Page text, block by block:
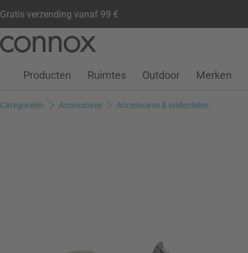
Gratis verzending vanaf 99 €
pagina-
zoeken
Klantenaccount
Verlanglijstje
Warenkorb
Producten Ruimtes Outdoor Merken
Categorieën Accessoires Accessoires & onderdelen